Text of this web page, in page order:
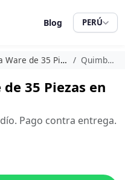
Blog PERÚ
de 35 Piezas Quimbaya
35 Piezas en
Pago contra entrega.